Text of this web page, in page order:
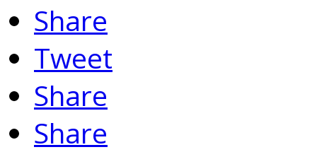
Share
Tweet
Share
Share